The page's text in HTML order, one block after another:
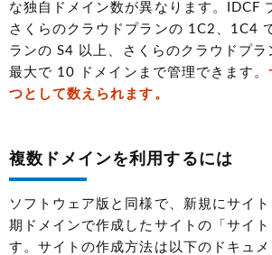
な独自ドメイン数が異なります。IDCF
さくらのクラウドプランの 1C2、1C4
ランの S4 以上、さくらのクラウドプ
最大で 10 ドメインまで管理できます。
つとして数えられます。
複数ドメインを利用するには
ソフトウェア版と同様で、新規にサイ
期ドメインで作成したサイトの「サイト
す。サイトの作成方法は以下のドキュ